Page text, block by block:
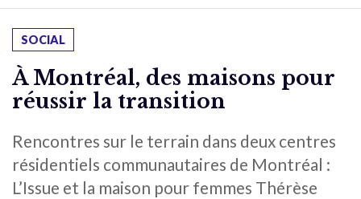
SOCIAL
À Montréal, des maisons pour
réussir la transition
Rencontres sur le terrain dans deux centres
résidentiels communautaires de Montréal :
L’Issue et la maison pour femmes Thérèse